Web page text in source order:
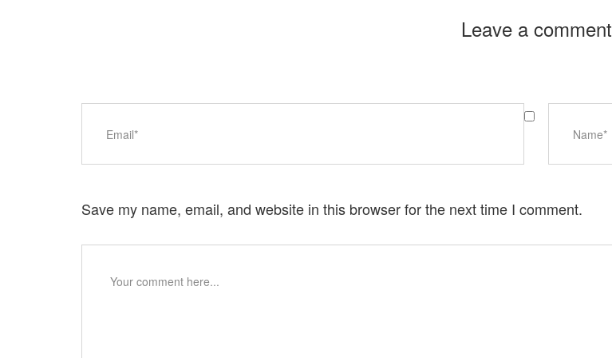
Leave a comment
Save my name, email, and website in this browser for the next time I comment.